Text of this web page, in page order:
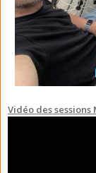
Vidéo des sessions